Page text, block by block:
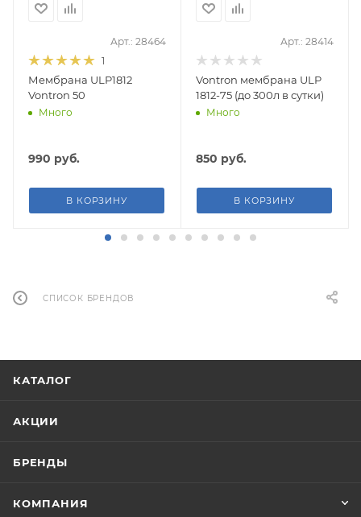
Арт.: 28464
1
Мембрана ULP1812
Vontron 50
Много
990 руб.
В КОРЗИНУ
Арт.: 28414
Vontron мембрана ULP
1812-75 (до 300л в сутки)
Много
850 руб.
В КОРЗИНУ
СПИСОК БРЕНДОВ
КАТАЛОГ
АКЦИИ
БРЕНДЫ
КОМПАНИЯ